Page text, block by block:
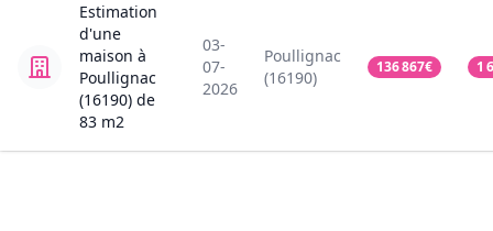
Estimation
d'une
maison à
Poullignac
(16190) de
83 m2
03-
07-
2026
Poullignac
(16190)
136 867€ 1